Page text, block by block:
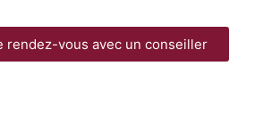
rendez-vous avec un conseiller